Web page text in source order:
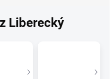
Liberecký